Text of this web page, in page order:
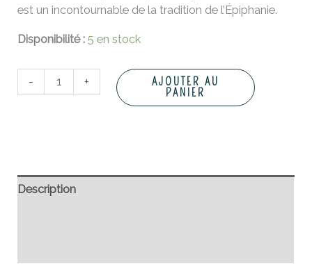
est un incontournable de la tradition de l’Épiphanie.
Disponibilité : 5 en stock
- +
AJOUTER AU
PANIER
Description